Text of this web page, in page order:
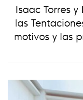
Isaac Torres
las
motivos y las